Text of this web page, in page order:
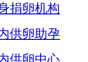
捐卵机构
供卵助孕
供卵中心